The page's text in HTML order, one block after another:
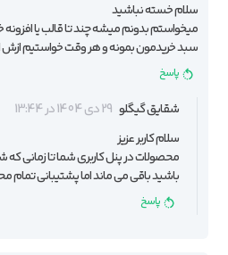
سلام خسته نباشید
میخواستم بدونم میشه چند تا قالب یا
سبد خریدمون بمونه و هر وقت خواستیم ازش
پاسخ
شقایق گیگلو 29 دی 1404 در 13:44
سلام کاربر عزیز
محصولات در پنل کاربری شما تا زمانی
باشید باقی می ماند اما پشتیبانی تمام محصولات 6
پاسخ